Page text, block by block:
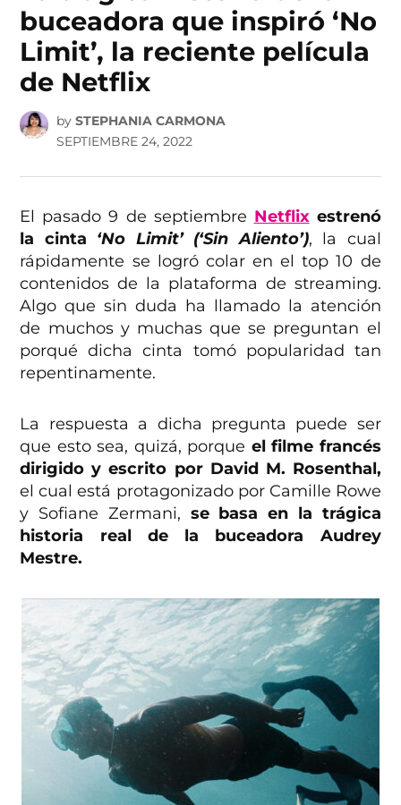
buceadora que inspiró ‘No
Limit’, la reciente película
de Netflix
by STEPHANIA CARMONA
SEPTIEMBRE 24, 2022
El pasado 9 de septiembre Netflixestrenó
la cinta ‘No Limit’ (‘Sin Aliento’), la cual
rápidamente se logró colar en el top 10 de
contenidos de la plataforma de streaming.
Algo que sin duda ha llamado la atención
de muchos y muchas que se preguntan el
porqué dicha cinta tomó popularidad tan
repentinamente.
La respuesta a dicha pregunta puede ser
que esto sea, quizá, porque el filme francés
dirigido y escrito por David M. Rosenthal,
el cual está protagonizado por Camille Rowe
y Sofiane Zermani, se basa en la trágica
historia real de la buceadora Audrey
Mestre.